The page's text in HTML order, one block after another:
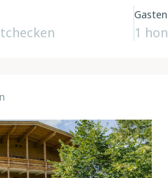
Gasten